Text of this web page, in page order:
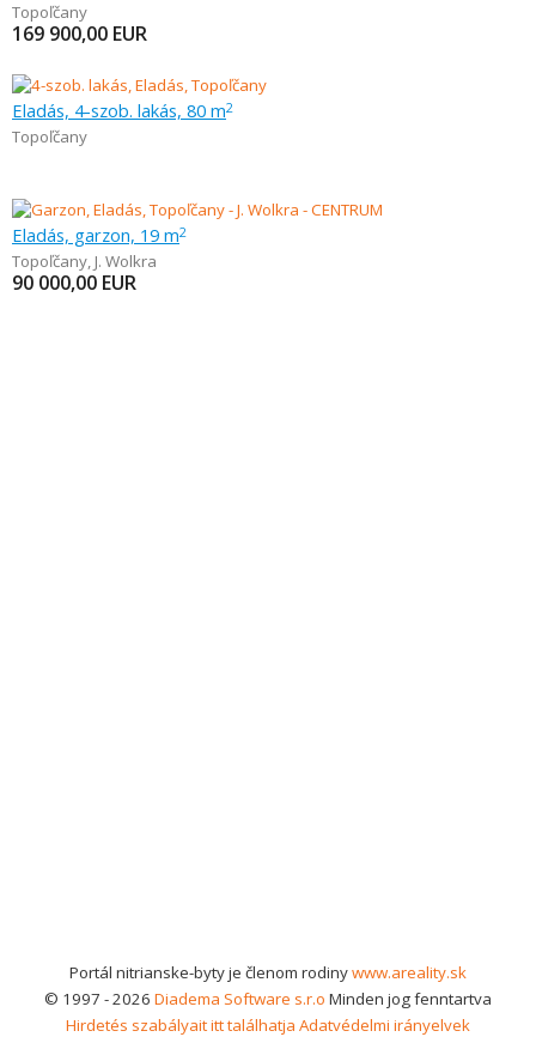
Topoľčany
169 900,00 EUR
Eladás, 4-szob. lakás, 80 m2
Topoľčany
Eladás, garzon, 19 m2
Topoľčany, J. Wolkra
90 000,00 EUR
Portál nitrianske-byty je členom rodinywww.areality.sk
© 1997 - 2026 Diadema Software s.r.o Minden jog fenntartva
Hirdetés szabályait itt találhatja Adatvédelmi irányelvek